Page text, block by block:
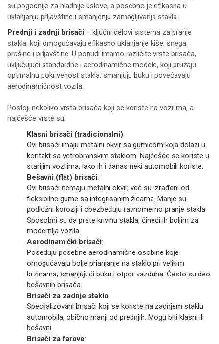
su pogodnije za hladnije uslove, a posebno je efikasna u
uklanjanju prljavštine i smanjenju zamagljivanja stakla.
Prednji i zadnji brisači – ključni delovi sistema za pranje
stakla, koji omogućavaju efikasno uklanjanje kiše, snega,
prašine i prljavštine. U ponudi imamo različite vrste brisača,
uključujući standardne i aerodinamične modele, koji pružaju
optimalnu pokrivenost stakla, smanjuju buku i povećavaju
aerodinamičnost vozila.
Postoji nekoliko vrsta brisača koji se koriste na vozilima, a
najčešće vrste su:
Klasni brisači (tradicionalni):
Ovi brisači imaju metalni okvir sa gumicom koja dolazi u
kontakt sa vetrobranskim staklom. Najčešće se koriste u
starijim vozilima, iako ih i danas neki automobili koriste.
Bešavni (flat) brisači:
Ovi brisači nemaju metalni okvir, već su izrađeni od
fleksibilne gume sa integrisanim žicama. Manje su
podložni koroziji i obezbeđuju ravnomerno pranje stakla.
Sposobni su da prate krivinu stakla, čineći ih boljim za
modernija vozila.
Aerodinamički brisači:
Poseduju posebne aerodinamične osobine koje
omogućavaju bolje prianjanje na staklo pri velikim
brzinama, smanjujući buku i otpor vazduha. Često su deo
bešavnih brisača.
Brisači za zadnje staklo:
Specijalizovani brisači koji se koriste na zadnjem staklu
automobila, obično manji od prednjih. Mogu biti klasni ili
bešavni.
Brisači za farove: